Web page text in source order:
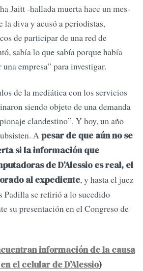
Jaitt -hallada muerta hace un mes-
la diva y acusó a periodistas,
de participar de una red de
sabía lo que sabía porque había
empresa” para investigar.
de la mediática con los servicios
siendo objeto de una demanda
clandestino”. Y hoy, un año
Apesar de que aún no se
si la información que
de D’Alessio es real, el
al expediente, y hasta el juez
Padilla se refirió a lo sucedido
su presentación en el Congreso de
información de la causa
el celular de D’Alessio)